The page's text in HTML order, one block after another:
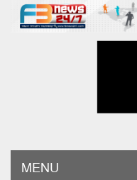
MENU